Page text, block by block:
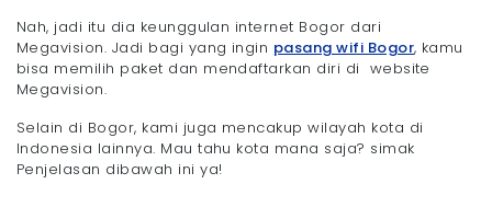
Nah, jadi itu dia keunggulan internet Bogor dari
Megavision. Jadi bagi yang ingin pasang wifi Bogor, kamu
bisa memilih paket dan mendaftarkan diri di website
Megavision.
Selain di Bogor, kami juga mencakup wilayah kota di
Indonesia lainnya. Mau tahu kota mana saja? simak
Penjelasan dibawah ini ya!